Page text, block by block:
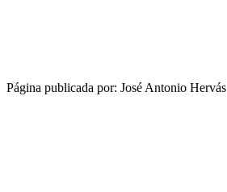
Página publicada por: José Antonio Hervás